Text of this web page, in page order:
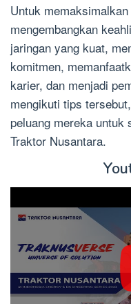
Untuk
mengembangkan
jaringan yang kuat,
komitmen,
karier, dan menjadi
mengikuti tips
peluang mereka
Traktor Nusantara.